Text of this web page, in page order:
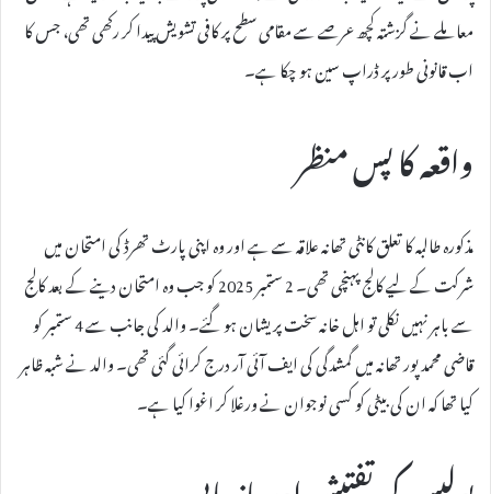
معاملے نے گزشتہ کچھ عرصے سے مقامی سطح پر کافی تشویش پیدا کر رکھی تھی، جس کا
اب قانونی طور پر ڈراپ سین ہو چکا ہے۔
واقعہ کا پس منظر
مذکورہ طالبہ کا تعلق کانٹی تھانہ علاقہ سے ہے اور وہ اپنی پارٹ تھرڈ کی امتحان میں
شرکت کے لیے کالج پہنچی تھی۔ 2 ستمبر 2025 کو جب وہ امتحان دینے کے بعد کالج
سے باہر نہیں نکلی تو اہل خانہ سخت پریشان ہو گئے۔ والد کی جانب سے 4 ستمبر کو
قاضی محمد پور تھانہ میں گمشدگی کی ایف آئی آر درج کرائی گئی تھی۔ والد نے شبہ ظاہر
کیا تھا کہ ان کی بیٹی کو کسی نوجوان نے ورغلا کر اغوا کیا ہے۔